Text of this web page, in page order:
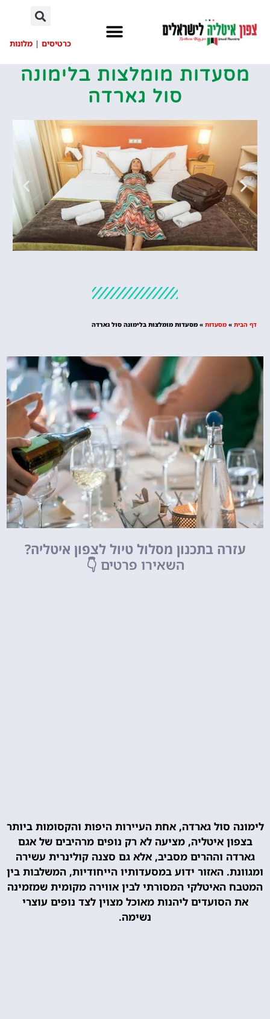
כרטיסים | מלונות
מסעדות מומלצות בלימונה
סול גארדה
מציאת מלון
דף הבית » מסעדות » מסעדות מומלצות בלימונה סול גארדה
עזרה בתכנון מסלול טיול לצפון איטליה?
השאירו פרטים 👇
לימונה סול גארדה, אחת העיירות היפות והקסומות ביותר
בצפון איטליה, מציעה לא רק נופים מרהיבים של אגם
גארדה וההרים מסביב, אלא גם סצנה קולינרית עשירה
ומגוונת. האזור ידוע במסעדותיו הייחודיות, המשלבות בין
המטבח האיטלקי המסורתי לבין אווירה מקומית שמזמינה
את הסועדים ליהנות מאוכל מצוין לצד נופים עוצרי
נשימה.